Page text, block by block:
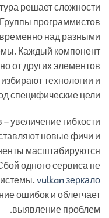
решает сложности
программистов
над разными
Каждый компонент
от других элементов
технологии и
специфические цели.
увеличение гибкости
новые фичи и
масштабируются
одного сервиса не
vulkan зеркало
ошибок и облегчает
выявление проблем.